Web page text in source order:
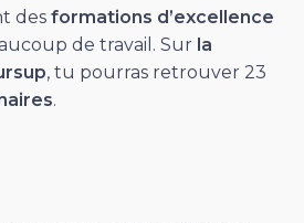
des formations d’excellence
de travail. Sur la
, tu pourras retrouver 23
.